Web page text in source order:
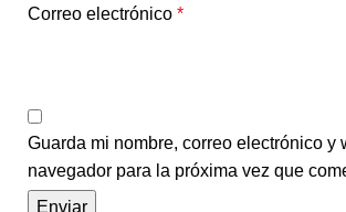
Correo electrónico *
Guarda mi nombre, correo electrónico y
navegador para la próxima vez que